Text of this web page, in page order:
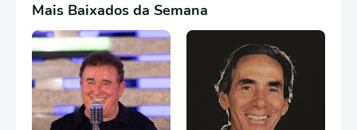
Mais Baixados da Semana